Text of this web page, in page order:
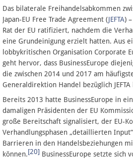
Das bilaterale Freihandelsabkommen
Japan-EU Free Trade Agreement (JEFTA)
Rat der EU ratifiziert, nachdem die
eine Grundeinigung erzielt hatten. Aus
lobbykritischen Organisation Corporate
geht hervor, dass BusinessEurope
die zwischen 2014 und 2017 am
Generaldirektion Handel bezüglich JEFTA
Bereits 2013 hatte BusinessEurope in
damaligen Präsidenten der EU
große Bereitschaft signalisiert, der EU-
Verhandlungsphasen „detaillierten
Barrieren in den Handelsbeziehungen
können.[20] BusinessEurope setzte sich